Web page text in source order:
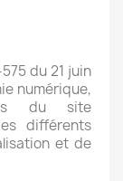
du 21 juin
numérique,
du site
différents
et de